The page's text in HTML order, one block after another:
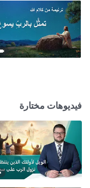
فيديوهات مختارة